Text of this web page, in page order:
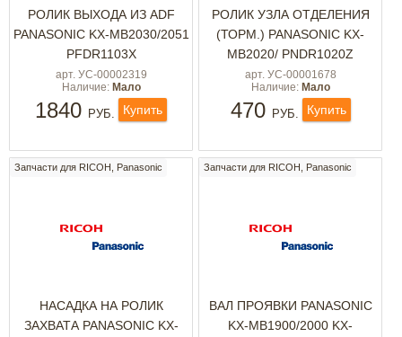
РОЛИК ВЫХОДА ИЗ ADF
PANASONIC KX-MB2030/2051
PFDR1103X
арт. УС-00002319
Наличие: Мало
1840 РУБ. Купить
РОЛИК УЗЛА ОТДЕЛЕНИЯ
(ТОРМ.) PANASONIC KX-
MB2020/ PNDR1020Z
арт. УС-00001678
Наличие: Мало
470 РУБ. Купить
Запчасти для RICOH, Panasonic
НАСАДКА НА РОЛИК
ЗАХВАТА PANASONIC KX-
Запчасти для RICOH, Panasonic
ВАЛ ПРОЯВКИ PANASONIC
KX-MB1900/2000 KX-